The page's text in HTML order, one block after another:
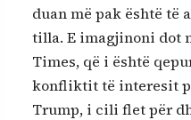
duan më pak është të
tilla. E imagjinoni dot
Times, që i është
konfliktit të interesit
Trump, i cili flet për